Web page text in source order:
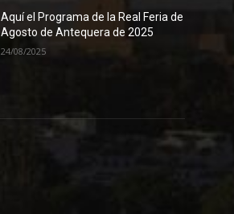
Aquí el Programa de la Real Feria de
Agosto de Antequera de 2025
24/08/2025